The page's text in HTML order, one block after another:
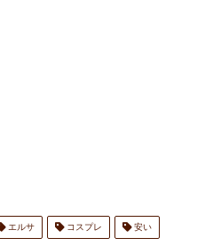
エルサ コスプレ 安い